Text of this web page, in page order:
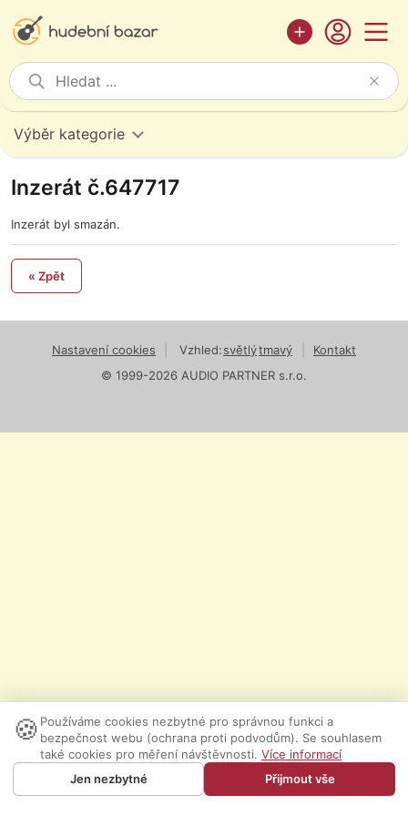
Výběr kategorie
Inzerát č.647717
Inzerát byl smazán.
« Zpět
Nastavení cookies Vzhled:světlýtmavý
Kontakt
© 1999-2026 AUDIO PARTNER s.r.o.
🍪 Používáme cookies nezbytné pro správnou funkci a
bezpečnost webu (ochrana proti podvodům). Se souhlasem
také cookies pro měření návštěvnosti. Více informací
Jen nezbytné
Přijmout vše